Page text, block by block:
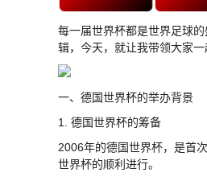
每一届世界杯都是世界足球
辑，今天，就让我带领大家
一、德国世界杯的举办背景
1. 德国世界杯的筹备
2006年的德国世界杯，是首
世界杯的顺利进行。